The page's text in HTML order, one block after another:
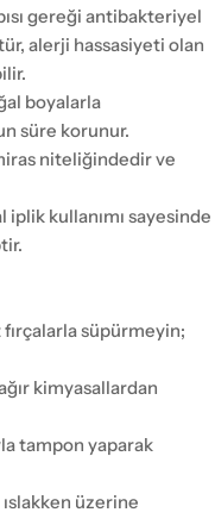
gereği antibakteriyel
alerji hassasiyeti olan
boyalarla
süre korunur.
niteliğindedir ve
iplik kullanımı sayesinde
fırçalarla süpürmeyin;
kimyasallardan
tampon yaparak
üzerine